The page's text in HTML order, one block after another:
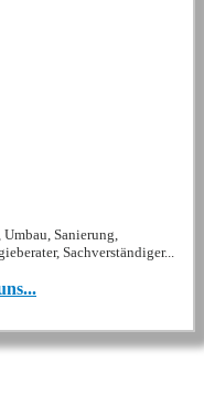
Sanierung,
Sachverständiger...